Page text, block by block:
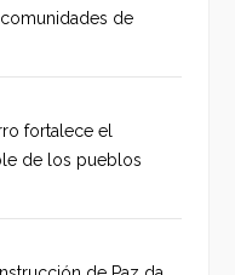
de
fortalece el
de los pueblos